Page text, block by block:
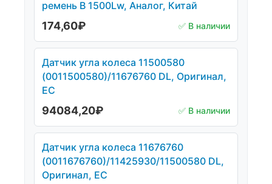
ремень В 1500Lw, Аналог, Китай
174,60₽ ✅ В наличии
Датчик угла колеса 11500580
(0011500580)/11676760 DL, Оригинал,
ЕС
94084,20₽ ✅ В наличии
Датчик угла колеса 11676760
(0011676760)/11425930/11500580 DL,
Оригинал, ЕС